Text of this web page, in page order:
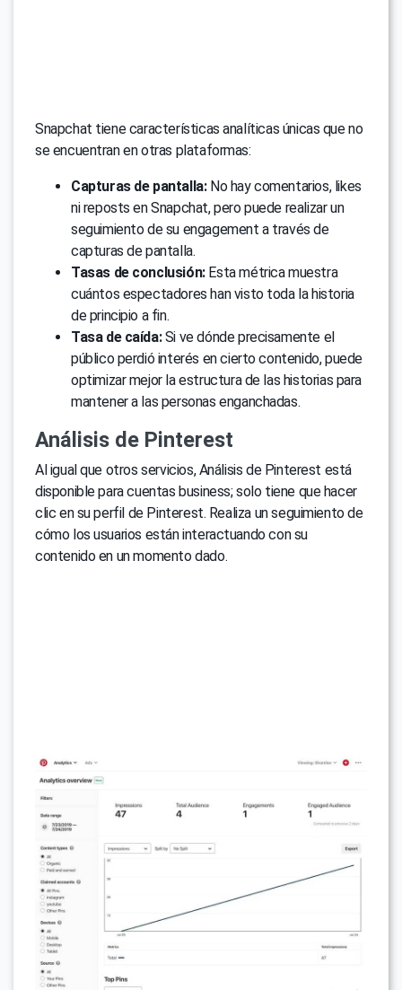
Snapchat tiene características analíticas únicas que no
se encuentran en otras plataformas:
Capturas de pantalla:No hay comentarios, likes
ni reposts en Snapchat, pero puede realizar un
seguimiento de su engagement a través de
capturas de pantalla.
Tasas de conclusión:Esta métrica muestra
cuántos espectadores han visto toda la historia
de principio a fin.
Tasa de caída:Si ve dónde precisamente el
público perdió interés en cierto contenido, puede
optimizar mejor la estructura de las historias para
mantener a las personas enganchadas.
Análisis de Pinterest
Al igual que otros servicios, Análisis de Pinterest está
disponible para cuentas business; solo tiene que hacer
clic en su perfil de Pinterest. Realiza un seguimiento de
cómo los usuarios están interactuando con su
contenido en un momento dado.